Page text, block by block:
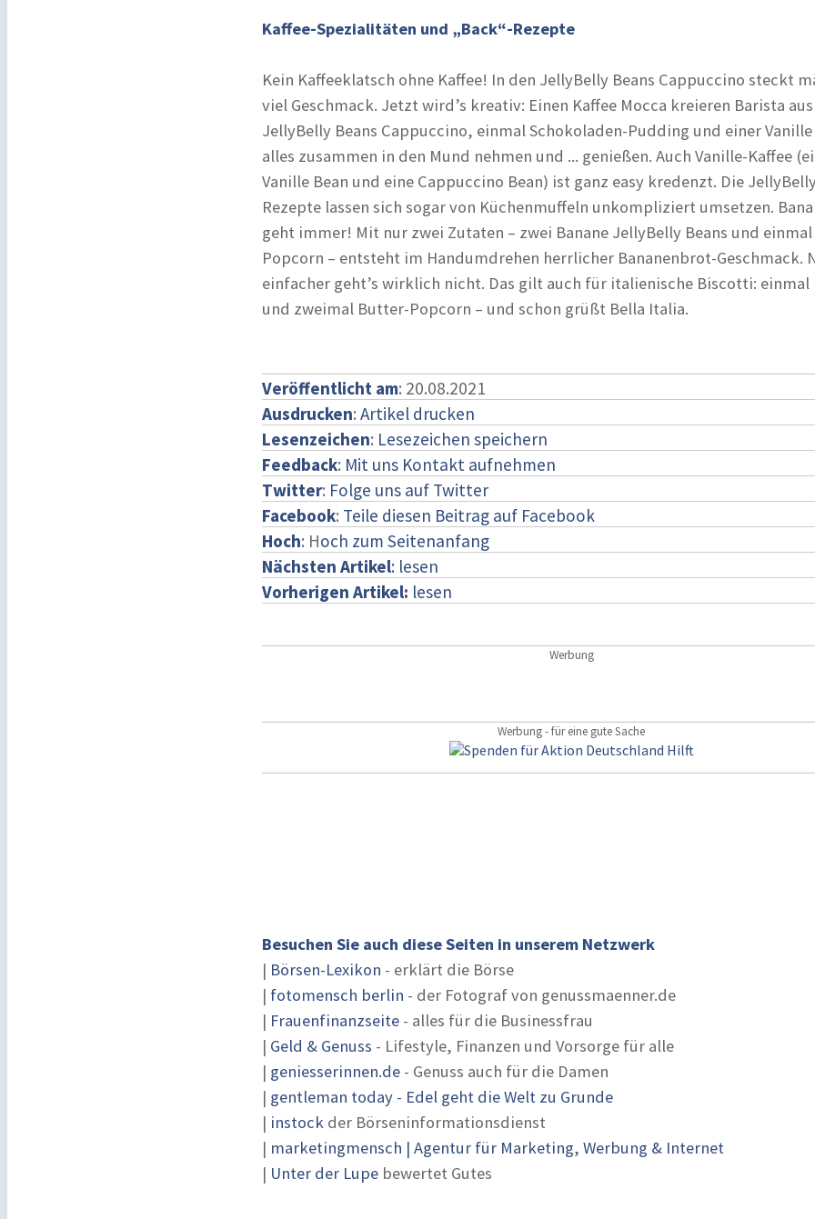
Kaffee-Spezialitäten und „Back“-Rezepte
Kein Kaffeeklatsch ohne Kaffee! In den JellyBelly Beans Cappuccino steckt
viel Geschmack. Jetzt wird’s kreativ: Einen Kaffee Mocca kreieren Barista
JellyBelly Beans Cappuccino, einmal Schokoladen-Pudding und einer Vanille
alles zusammen in den Mund nehmen und ... genießen. Auch Vanille-Kaffee
Vanille Bean und eine Cappuccino Bean) ist ganz easy kredenzt. Die
Rezepte lassen sich sogar von Küchenmuffeln unkompliziert umsetzen.
geht immer! Mit nur zwei Zutaten – zwei Banane JellyBelly Beans und
Popcorn – entsteht im Handumdrehen herrlicher Bananenbrot-Geschmack.
einfacher geht’s wirklich nicht. Das gilt auch für italienische Biscotti:
und zweimal Butter-Popcorn – und schon grüßt Bella Italia.
Veröffentlicht am: 20.08.2021
Ausdrucken: Artikel drucken
Lesenzeichen: Lesezeichen speichern
Feedback: Mit uns Kontakt aufnehmen
Twitter: Folge uns auf Twitter
Facebook: Teile diesen Beitrag auf Facebook
Hoch: Hoch zum Seitenanfang
Nächsten Artikel: lesen
Vorherigen Artikel: lesen
Werbung
Werbung - für eine gute Sache
Besuchen Sie auch diese Seiten in unserem Netzwerk
| Börsen-Lexikon - erklärt die Börse
| fotomensch berlin - der Fotograf von genussmaenner.de
| Frauenfinanzseite - alles für die Businessfrau
| Geld & Genuss - Lifestyle, Finanzen und Vorsorge für alle
| geniesserinnen.de - Genuss auch für die Damen
| gentleman today - Edel geht die Welt zu Grunde
| instock der Börseninformationsdienst
| marketingmensch | Agentur für Marketing, Werbung & Internet
| Unter der Lupe bewertet Gutes